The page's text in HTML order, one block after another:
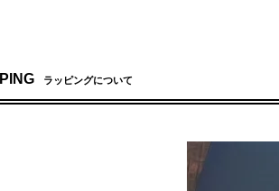
ラッピングについて